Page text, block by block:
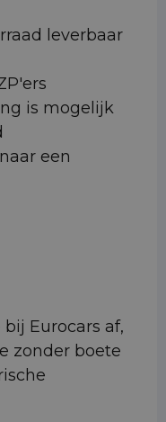
leverbaar
is mogelijk
een
Eurocars af,
zonder boete